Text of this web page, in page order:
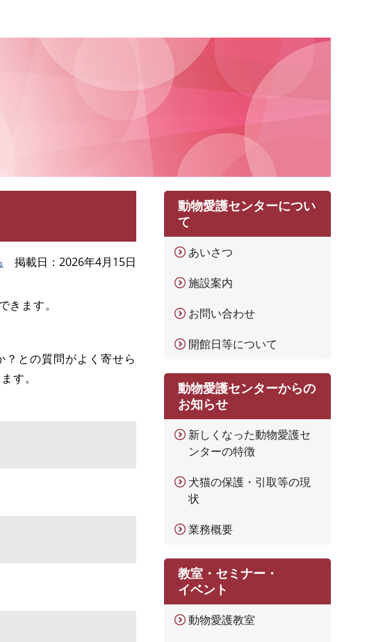
掲載日 2026年4月15日
きます。
との質問がよく寄せら
す。
動物愛護センターについ
て
あいさつ
施設案内
お問い合わせ
開館日等について
動物愛護センターからの
お知らせ
新しくなった動物愛護セ
ンターの特徴
犬猫の保護・引取等の現
状
業務概要
教室・セミナー・
イベント
動物愛護教室